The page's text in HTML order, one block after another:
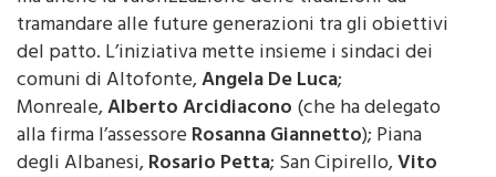
tramandare alle future generazioni tra gli obiettivi
del patto. L’iniziativa mette insieme i sindaci dei
comuni di Altofonte,Angela De Luca;
Monreale,Alberto Arcidiacono(che ha delegato
alla firma l’assessoreRosanna Giannetto); Piana
degli Albanesi,Rosario Petta; San Cipirello,Vito